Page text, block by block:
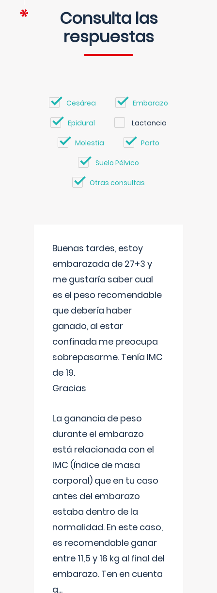
Consulta las
respuestas
Cesárea Embarazo
Epidural Lactancia
Molestia Parto
Suelo Pélvico
Otras consultas
Buenas tardes, estoy
embarazada de 27+3 y
me gustaría saber cual
es el peso recomendable
que debería haber
ganado, al estar
confinada me preocupa
sobrepasarme. Tenía IMC
de 19.
Gracias
La ganancia de peso
durante el embarazo
está relacionada con el
IMC (índice de masa
corporal) que en tu caso
antes del embarazo
estaba dentro de la
normalidad. En este caso,
es recomendable ganar
entre 11,5 y 16 kg al final del
embarazo. Ten en cuenta
q...